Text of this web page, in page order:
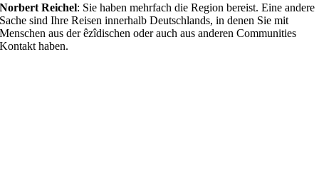
Norbert Reichel: Sie haben mehrfach die Region bereist. Eine andere
Sache sind Ihre Reisen innerhalb Deutschlands, in denen Sie mit
Menschen aus der êzîdischen oder auch aus anderen Communities
Kontakt haben.